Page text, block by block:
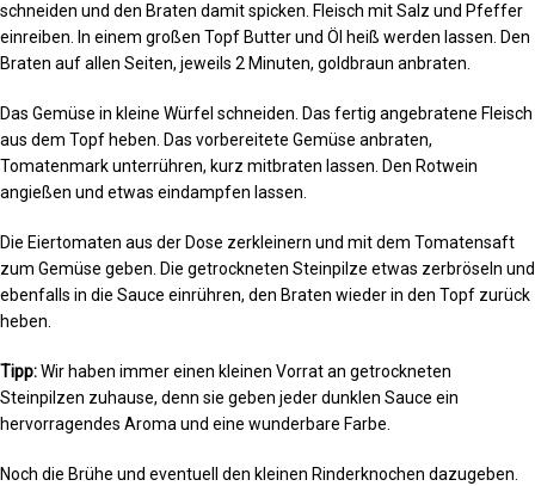
schneiden und den Braten damit spicken. Fleisch mit Salz und Pfeffer
einreiben. In einem großen Topf Butter und Öl heiß werden lassen. Den
Braten auf allen Seiten, jeweils 2 Minuten, goldbraun anbraten.
Das Gemüse in kleine Würfel schneiden. Das fertig angebratene Fleisch
aus dem Topf heben. Das vorbereitete Gemüse anbraten,
Tomatenmark unterrühren, kurz mitbraten lassen. Den Rotwein
angießen und etwas eindampfen lassen.
Die Eiertomaten aus der Dose zerkleinern und mit dem Tomatensaft
zum Gemüse geben. Die getrockneten Steinpilze etwas zerbröseln und
ebenfalls in die Sauce einrühren, den Braten wieder in den Topf zurück
heben.
Tipp:Wir haben immer einen kleinen Vorrat an getrockneten
Steinpilzen zuhause, denn sie geben jeder dunklen Sauce ein
hervorragendes Aroma und eine wunderbare Farbe.
Noch die Brühe und eventuell den kleinen Rinderknochen dazugeben.